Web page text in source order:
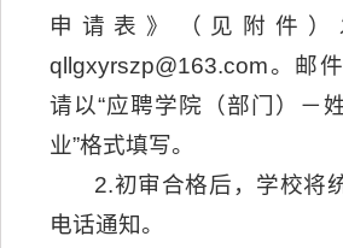
申请表》（见附件）
qllgxyrszp@163.com。邮
请以“应聘学院（部门）－
业”格式填写。
2.初审合格后，学校将
电话通知。